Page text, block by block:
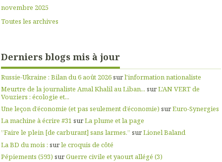
novembre 2025
Toutes les archives
Derniers blogs mis à jour
Russie-Ukraine : Bilan du 6 août 2026surl'information nationaliste
Meurtre de la journaliste Amal Khalil au Liban... surL'AN VERT de
Vouziers : écologie et...
Une leçon d’économie (et pas seulement d’économie) surEuro-Synergies
La machine à écrire #31 surLa plume et la page
”Faire le plein [de carburant] sans larmes.” surLionel Baland
La BD du mois : surle croquis de côté
Pépiements (593) surGuerre civile et yaourt allégé (3)